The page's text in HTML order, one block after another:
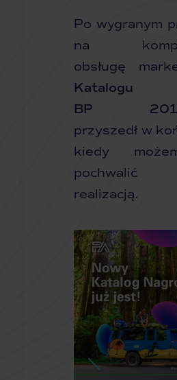
Po wygranym
na
obsługę
Katalogu
BP
przyszedł w
kiedy
realizacją.